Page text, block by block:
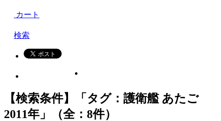
カート
検索
【検索条件】「タグ：護衛艦 あたご
2011年」（全：8件）